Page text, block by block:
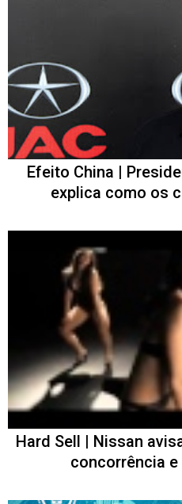
Efeito China |
explica como os
Hard Sell | Nissan
concorrência e